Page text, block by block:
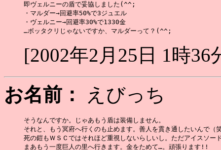
即ヴェルニーの盾で妥協しました(^^;
・マルダー→回避率50%で3ジュエル
・ヴェルニー→回避率30%で1330金
[2002年2月25日 1時36
お名前：
えびっち
そうなんですか。じゃあもう盾は装備しません。
それと、もう冥府へ行くのも止めます。善人を貫き通したいんで（
死の鎧もＷＳＣではそれほど重視しないらしいし。ただアイスソー